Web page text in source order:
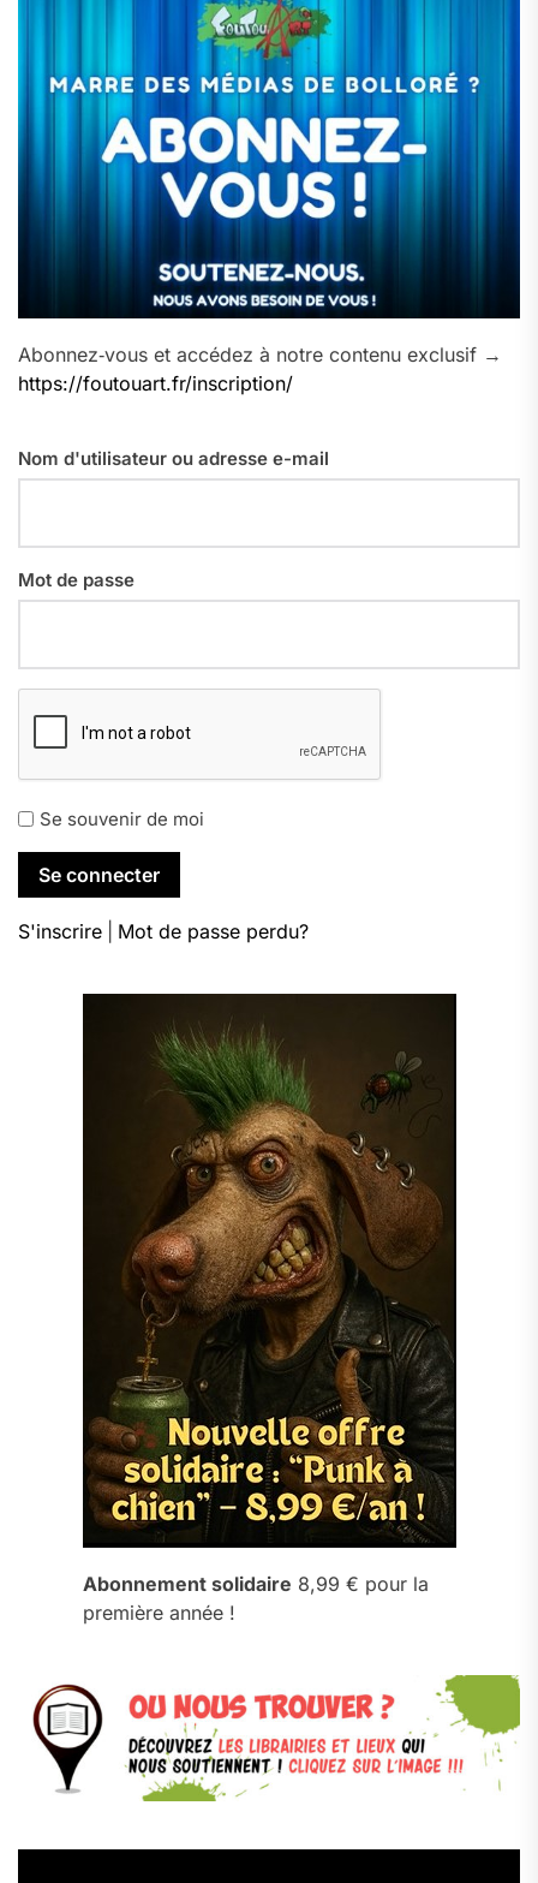
Abonnez‑vous et accédez à notre contenu exclusif →
https://foutouart.fr/inscription/
Nom d'utilisateur ou adresse e-mail
Mot de passe
Se souvenir de moi
S'inscrire Mot de passe perdu?
Abonnement solidaire 8,99 € pour la
première année !